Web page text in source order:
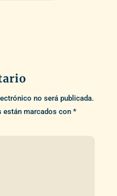
no será publicada.
están marcados con *